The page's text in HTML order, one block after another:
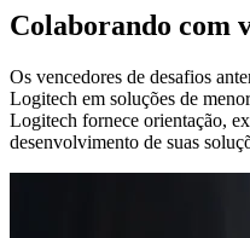
Colaborando com
Os vencedores de desafios
Logitech em soluções de
Logitech fornece orientação,
desenvolvimento de suas